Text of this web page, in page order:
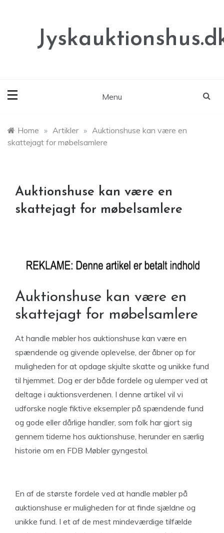
Menu
Home » Artikler » Auktionshuse kan være en
skattejagt for møbelsamlere
Auktionshuse kan være en
skattejagt for møbelsamlere
Auktionshuse kan være en
skattejagt for møbelsamlere
At handle møbler hos auktionshuse kan være en
spændende og givende oplevelse, der åbner op for
muligheden for at opdage skjulte skatte og unikke fund
til hjemmet. Dog er der både fordele og ulemper ved at
deltage i auktionsverdenen. I denne artikel vil vi
udforske nogle fiktive eksempler på spændende fund
og gode eller dårlige handler, som folk har gjort sig
gennem tiderne hos auktionshuse, herunder en særlig
historie om en FDB Møbler gyngestol.
En af de største fordele ved at handle møbler på
auktionshuse er muligheden for at finde sjældne og
unikke fund. I et af de mest mindeværdige tilfælde